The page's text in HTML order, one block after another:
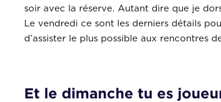
soir avec la réserve. Autant dire que je
Le vendredi ce sont les derniers détails
d’assister le plus possible aux rencontres
Et le dimanche tu es